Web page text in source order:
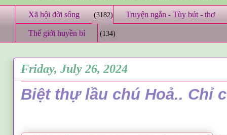
Xã hội đời sống (3182) Truyện ngắn - Tùy bút - thơ
Thế giới huyền bí (134)
Friday, July 26, 2024
Biệt thự lầu chú Hoả.. Chỉ